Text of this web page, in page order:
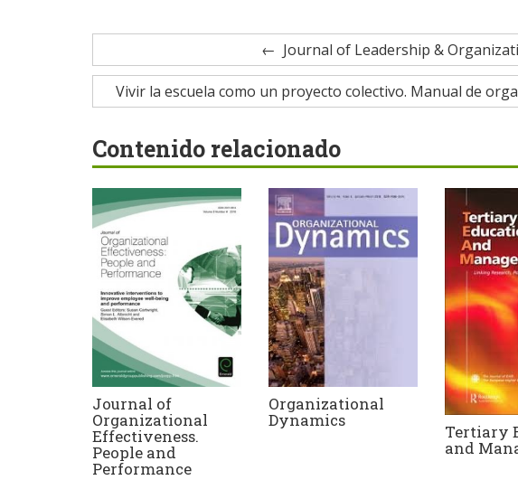
Journal of Leadership &
Vivir la escuela como un proyecto colectivo. Manual de
Contenido relacionado
Journal of
Organizational
Effectiveness.
People and
Performance
Organizational
Dynamics
Tertiary
and